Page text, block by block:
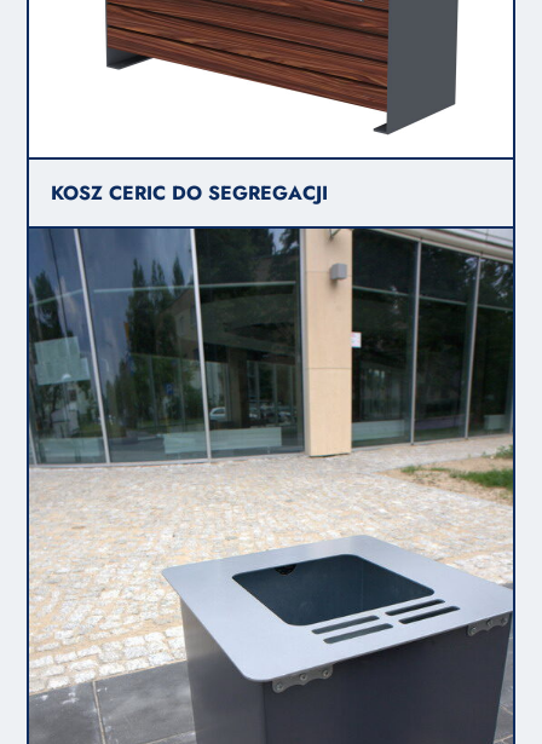
KOSZ CERIC DO SEGREGACJI